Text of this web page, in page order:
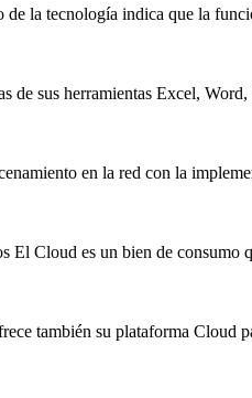
de la tecnología indica que la
de sus herramientas Excel,
en la red con la
El Cloud es un bien de
también su plataforma Cloud